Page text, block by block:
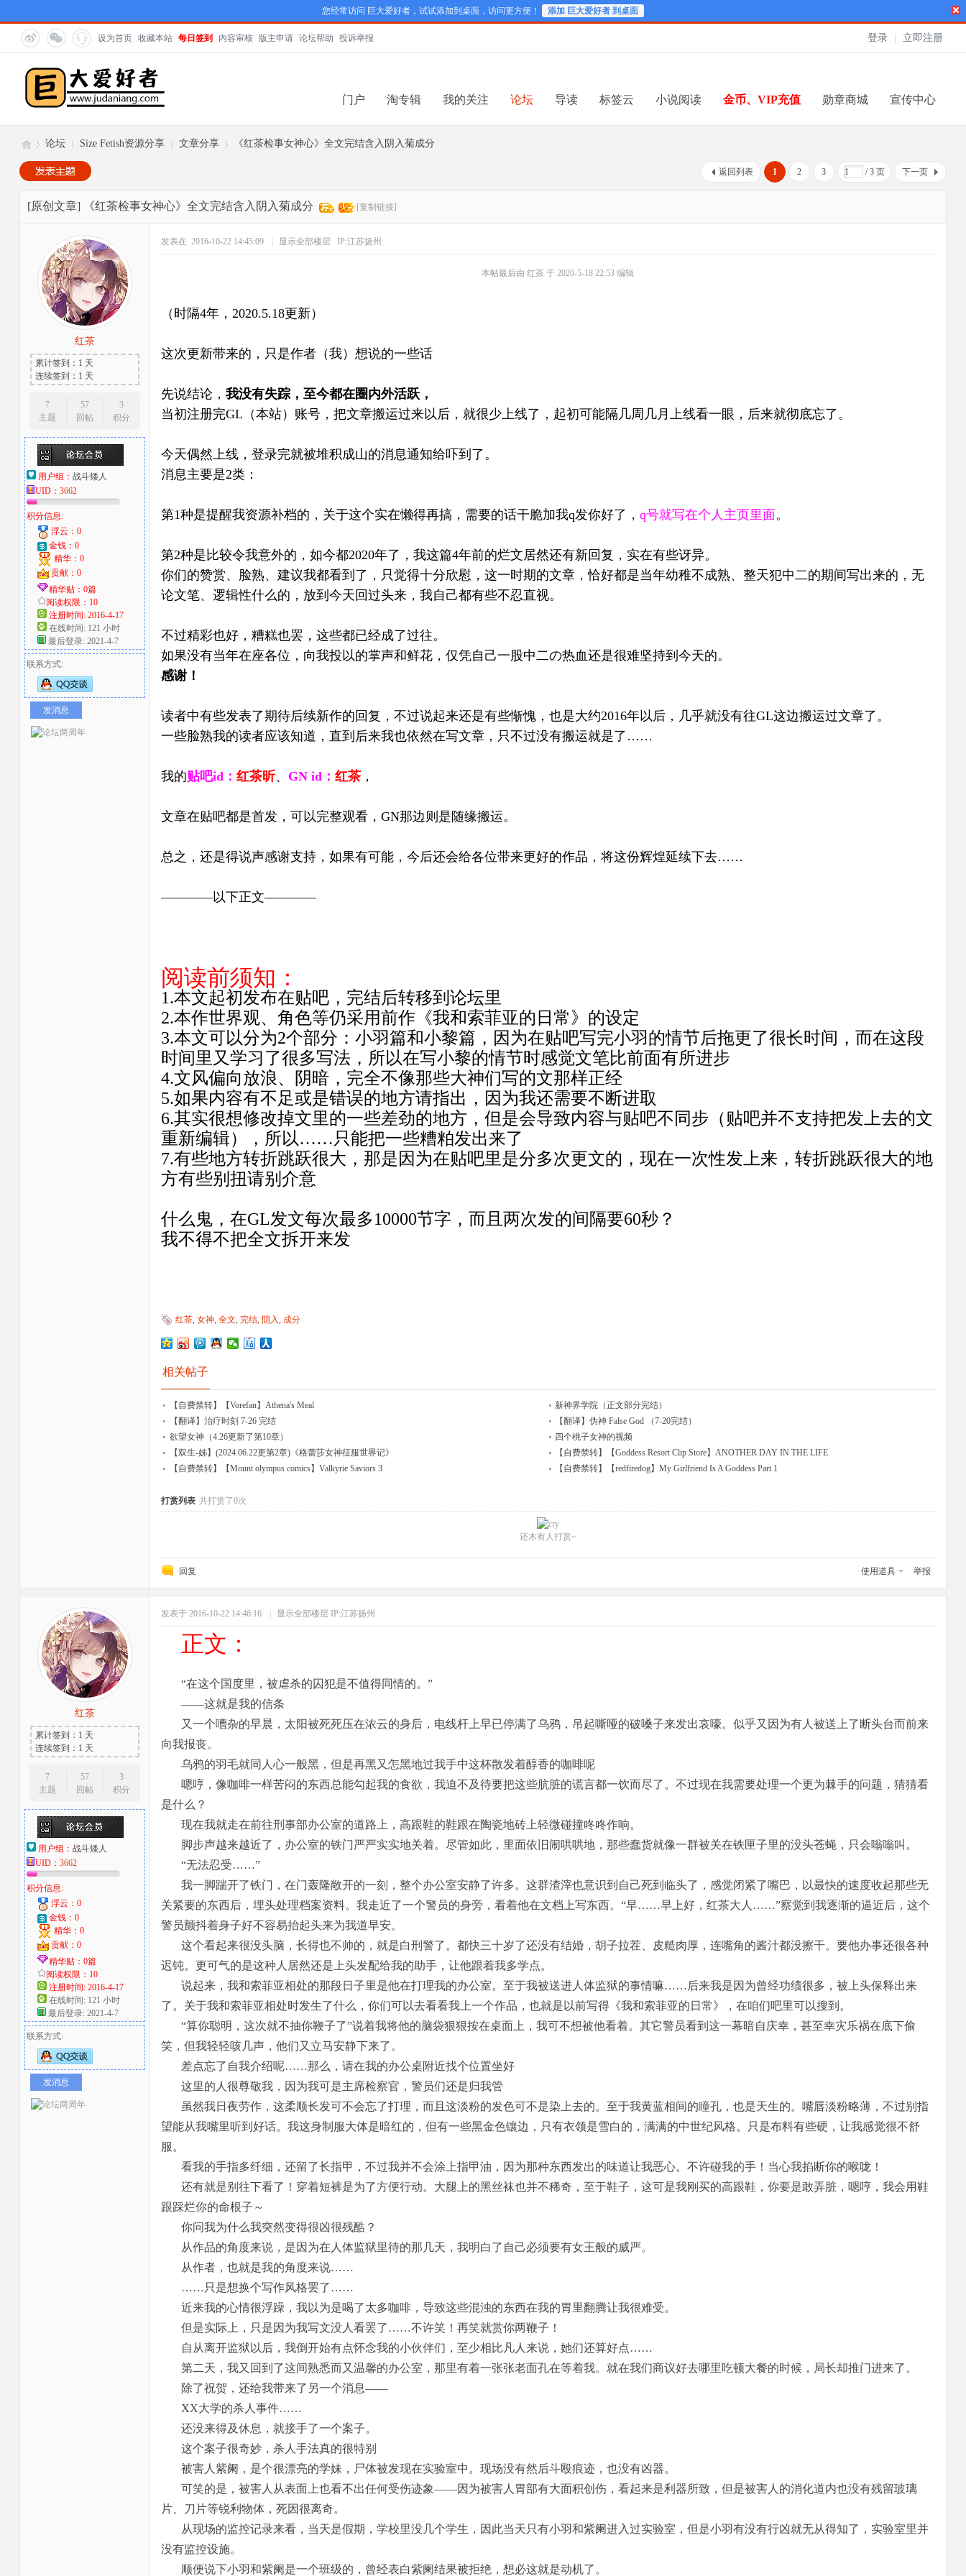
您经常访问 巨大爱好者，试试添加到桌面，访问更方便！ 添加 巨大爱好者 到桌面
登录 立即注册
设为首页 收藏本站 每日签到 内容审核 版主申请 论坛帮助 投诉举报
门户 淘专辑 我的关注 论坛 导读 标签云 小说阅读 金币、VIP充值 勋章商城 宣传中心
巨
爱
好
»
论坛
›
Size Fetish资源分享
›
文章分享
›
《红茶检事女神心》全文完结含入阴入菊成分
1 2 3 / 3 页 下一页
返回列表
[原创文章] 《红茶检事女神心》全文完结含入阴入菊成分 [复制链接]
红茶
累计签到：1 天
连续签到：1 天
7
主题
57
回帖
3
积分
用户组： 战斗矮人
UID： 3662
积分信息:
浮云：0
金钱：0
精华：0
贡献：0
精华贴：0篇
阅读权限：10
注册时间: 2016-4-17
在线时间: 121 小时
最后登录: 2021-4-7
联系方式:
发消息
发表在 2016-10-22 14:45:09 显示全部楼层 IP:江苏扬州
本帖最后由 红茶 于 2020-5-18 22:53 编辑
（时隔4年，2020.5.18更新）
这次更新带来的，只是作者（我）想说的一些话
先说结论， 我没有失踪，至今都在圈内外活跃，
当初注册完GL（本站）账号，把文章搬运过来以后，就很少上线了，起初可能隔几周几月上线看一眼，后来就彻底忘了。
今天偶然上线，登录完就被堆积成山的消息通知给吓到了。
消息主要是2类：
第1种是提醒我资源补档的，关于这个实在懒得再搞，需要的话干脆加我q发你好了， q号就写在个人主页里面。
第2种是比较令我意外的，如今都2020年了，我这篇4年前的烂文居然还有新回复，实在有些讶异。
你们的赞赏、脸熟、建议我都看到了，只觉得十分欣慰，这一时期的文章，恰好都是当年幼稚不成熟、整天犯中二的期间写出来的，无
论文笔、逻辑性什么的，放到今天回过头来，我自己都有些不忍直视。
不过精彩也好，糟糕也罢，这些都已经成了过往。
如果没有当年在座各位，向我投以的掌声和鲜花，仅凭自己一股中二の热血还是很难坚持到今天的。
感谢！
读者中有些发表了期待后续新作的回复，不过说起来还是有些惭愧，也是大约2016年以后，几乎就没有往GL这边搬运过文章了。
一些脸熟我的读者应该知道，直到后来我也依然在写文章，只不过没有搬运就是了……
我的贴吧id： 红茶昕、 GN id： 红茶，
文章在贴吧都是首发，可以完整观看，GN那边则是随缘搬运。
总之，还是得说声感谢支持，如果有可能，今后还会给各位带来更好的作品，将这份辉煌延续下去……
————以下正文————
阅读前须知：
1.本文起初发布在贴吧，完结后转移到论坛里
2.本作世界观、角色等仍采用前作《我和索菲亚的日常》的设定
3.本文可以分为2个部分：小羽篇和小黎篇，因为在贴吧写完小羽的情节后拖更了很长时间，而在这段
时间里又学习了很多写法，所以在写小黎的情节时感觉文笔比前面有所进步
4.文风偏向放浪、阴暗，完全不像那些大神们写的文那样正经
5.如果内容有不足或是错误的地方请指出，因为我还需要不断进取
6.其实很想修改掉文里的一些差劲的地方，但是会导致内容与贴吧不同步（贴吧并不支持把发上去的文
重新编辑），所以……只能把一些糟粕发出来了
7.有些地方转折跳跃很大，那是因为在贴吧里是分多次更文的，现在一次性发上来，转折跳跃很大的地
方有些别扭请别介意
什么鬼，在GL发文每次最多10000节字，而且两次发的间隔要60秒？
我不得不把全文拆开来发
红茶, 女神, 全文, 完结, 阴入, 成分
相关帖子
【自费禁转】【Vorefan】Athena's Meal
新神界学院（正文部分完结）
【翻译】治疗时刻 7-26 完结
【翻译】伪神 False God （7-20完结）
欲望女神（4.26更新了第10章）
四个桃子女神的视频
【双生-姊】(2024.06.22更第2章)《格蕾莎女神征服世界记》
【自费禁转】【Goddess Resort Clip Store】ANOTHER DAY IN THE LIFE
【自费禁转】【Mount olympus comics】Valkyrie Saviors 3
【自费禁转】【redfiredog】My Girlfriend Is A Goddess Part 1
打赏列表 共打赏了0次
还木有人打赏~
回复 使用道具 举报
红茶
累计签到：1 天
连续签到：1 天
7
主题
57
回帖
3
积分
用户组： 战斗矮人
UID： 3662
积分信息:
浮云：0
金钱：0
精华：0
贡献：0
精华贴：0篇
阅读权限：10
注册时间: 2016-4-17
在线时间: 121 小时
最后登录: 2021-4-7
联系方式:
发消息
发表于 2016-10-22 14:46:16 显示全部楼层 IP:江苏扬州
正文：
“在这个国度里，被虐杀的囚犯是不值得同情的。”
——这就是我的信条
又一个嘈杂的早晨，太阳被死死压在浓云的身后，电线杆上早已停满了乌鸦，吊起嘶哑的破嗓子来发出哀嚎。似乎又因为有人被送上了断头台而前来
向我报丧。
乌鸦的羽毛就同人心一般黑，但是再黑又怎黑地过我手中这杯散发着醇香的咖啡呢
嗯哼，像咖啡一样苦闷的东西总能勾起我的食欲，我迫不及待要把这些肮脏的谎言都一饮而尽了。不过现在我需要处理一个更为棘手的问题，猜猜看
是什么？
现在我就走在前往刑事部办公室的道路上，高跟鞋的鞋跟在陶瓷地砖上轻微碰撞咚咚作响。
脚步声越来越近了，办公室的铁门严严实实地关着。尽管如此，里面依旧闹哄哄地，那些蠢货就像一群被关在铁匣子里的没头苍蝇，只会嗡嗡叫。
“无法忍受……”
我一脚踹开了铁门，在门轰隆敞开的一刻，整个办公室安静了许多。这群渣滓也意识到自己死到临头了，感觉闭紧了嘴巴，以最快的速度收起那些无
关紧要的东西后，埋头处理档案资料。我走近了一个警员的身旁，看着他在文档上写东西。“早……早上好，红茶大人……”察觉到我逐渐的逼近后，这个
警员颤抖着身子好不容易抬起头来为我道早安。
这个看起来很没头脑，长得也不帅的，就是白刑警了。都快三十岁了还没有结婚，胡子拉茬、皮糙肉厚，连嘴角的酱汁都没擦干。要他办事还很各种
迟钝。更可气的是这种人居然还是上头发配给我的助手，让他跟着我多学点。
说起来，我和索菲亚相处的那段日子里是他在打理我的办公室。至于我被送进人体监狱的事情嘛……后来我是因为曾经功绩很多，被上头保释出来
了。关于我和索菲亚相处时发生了什么，你们可以去看看我上一个作品，也就是以前写得《我和索菲亚的日常》，在咱们吧里可以搜到。
“算你聪明，这次就不抽你鞭子了”说着我将他的脑袋狠狠按在桌面上，我可不想被他看着。其它警员看到这一幕暗自庆幸，甚至幸灾乐祸在底下偷
笑，但我轻轻咳几声，他们又立马安静下来了。
差点忘了自我介绍呢……那么，请在我的办公桌附近找个位置坐好
这里的人很尊敬我，因为我可是主席检察官，警员们还是归我管
虽然我日夜劳作，这柔顺长发可不会忘了打理，而且这淡粉的发色可不是染上去的。至于我黄蓝相间的瞳孔，也是天生的。嘴唇淡粉略薄，不过别指
望能从我嘴里听到好话。我这身制服大体是暗红的，但有一些黑金色镶边，只有衣领是雪白的，满满的中世纪风格。只是布料有些硬，让我感觉很不舒
服。
看我的手指多纤细，还留了长指甲，不过我并不会涂上指甲油，因为那种东西发出的味道让我恶心。不许碰我的手！当心我掐断你的喉咙！
还有就是别往下看了！穿着短裤是为了方便行动。大腿上的黑丝袜也并不稀奇，至于鞋子，这可是我刚买的高跟鞋，你要是敢弄脏，嗯哼，我会用鞋
跟踩烂你的命根子～
你问我为什么我突然变得很凶很残酷？
从作品的角度来说，是因为在人体监狱里待的那几天，我明白了自己必须要有女王般的威严。
从作者，也就是我的角度来说……
……只是想换个写作风格罢了……
近来我的心情很浮躁，我以为是喝了太多咖啡，导致这些混浊的东西在我的胃里翻腾让我很难受。
但是实际上，只是因为我写文没人看罢了……不许笑！再笑就赏你两鞭子！
自从离开监狱以后，我倒开始有点怀念我的小伙伴们，至少相比凡人来说，她们还算好点……
第二天，我又回到了这间熟悉而又温馨的办公室，那里有着一张张老面孔在等着我。就在我们商议好去哪里吃顿大餐的时候，局长却推门进来了。
除了祝贺，还给我带来了另一个消息——
XX大学的杀人事件……
还没来得及休息，就接手了一个案子。
这个案子很奇妙，杀人手法真的很特别
被害人紫阑，是个很漂亮的学妹，尸体被发现在实验室中。现场没有然后斗殴痕迹，也没有凶器。
可笑的是，被害人从表面上也看不出任何受伤迹象——因为被害人胃部有大面积创伤，看起来是利器所致，但是被害人的消化道内也没有残留玻璃
片、刀片等锐利物体，死因很离奇。
从现场的监控记录来看，当天是假期，学校里没几个学生，因此当天只有小羽和紫阑进入过实验室，但是小羽有没有行凶就无从得知了，实验室里并
没有监控设施。
顺便说下小羽和紫阑是一个班级的，曾经表白紫阑结果被拒绝，想必这就是动机了。